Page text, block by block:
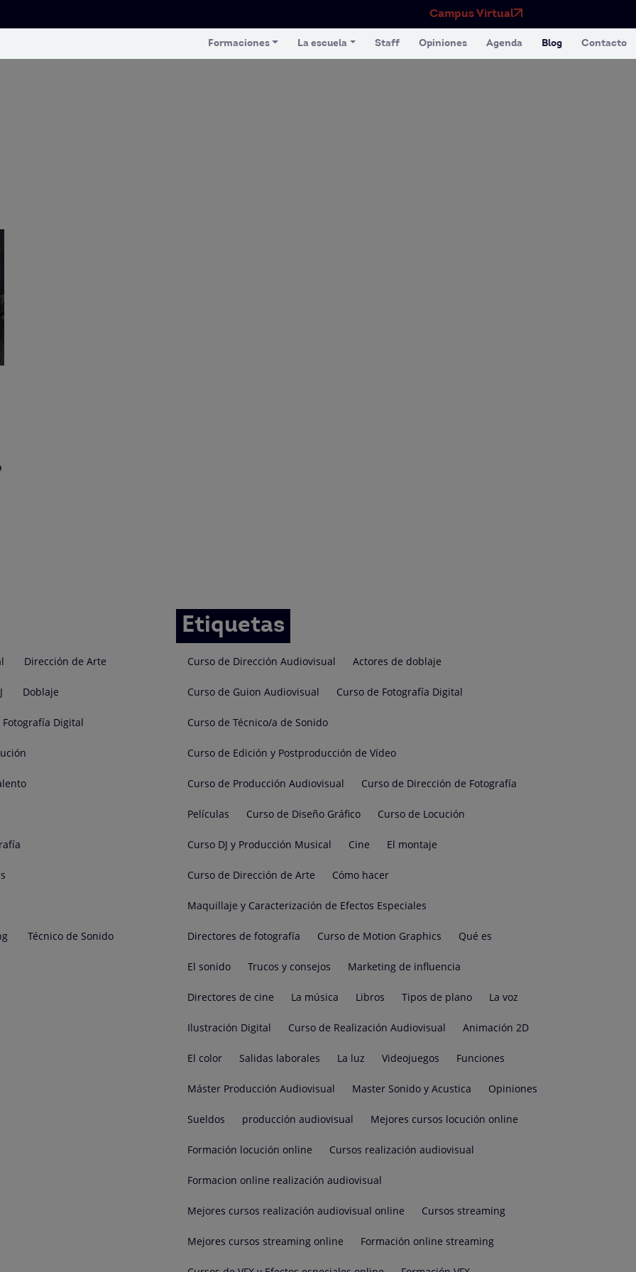
Campus Virtual
Formaciones La escuela Staff Opiniones Agenda Blog Contacto
Dirección de Arte
Doblaje
Fotografía Digital
Técnico de Sonido
Etiquetas
Curso de Dirección Audiovisual Actores de doblaje
Curso de Guion Audiovisual Curso de Fotografía Digital
Curso de Técnico/a de Sonido
Curso de Edición y Postproducción de Vídeo
Curso de Producción Audiovisual Curso de Dirección de Fotografía
Películas Curso de Diseño Gráfico Curso de Locución
Curso DJ y Producción Musical Cine El montaje
Curso de Dirección de Arte Cómo hacer
Maquillaje y Caracterización de Efectos Especiales
Directores de fotografía Curso de Motion Graphics Qué es
El sonido Trucos y consejos Marketing de influencia
Directores de cine La música Libros Tipos de plano La voz
Ilustración Digital Curso de Realización Audiovisual Animación 2D
El color Salidas laborales La luz Videojuegos Funciones
Máster Producción Audiovisual Master Sonido y Acustica Opiniones
Sueldos producción audiovisual Mejores cursos locución online
Formación locución online Cursos realización audiovisual
Formacion online realización audiovisual
Mejores cursos realización audiovisual online Cursos streaming
Mejores cursos streaming online Formación online streaming